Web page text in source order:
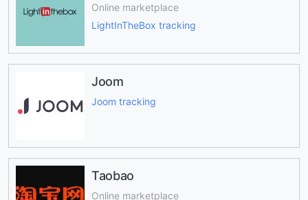
Online marketplace
LightInTheBox tracking
Joom
Joom tracking
Taobao
Online marketplace